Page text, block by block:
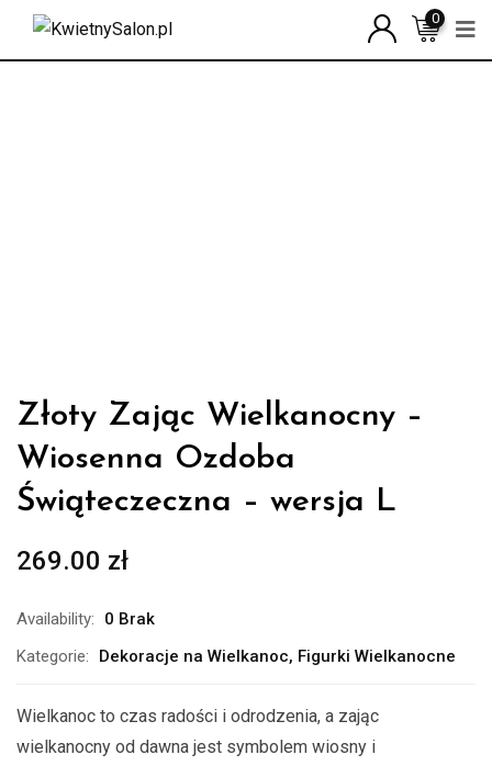
0
Złoty Zając Wielkanocny –
Wiosenna Ozdoba
Świąteczeczna – wersja L
269.00 zł
Availability:
0 Brak
Kategorie:
Dekoracje na Wielkanoc, Figurki Wielkanocne
Wielkanoc to czas radości i odrodzenia, a zając
wielkanocny od dawna jest symbolem wiosny i